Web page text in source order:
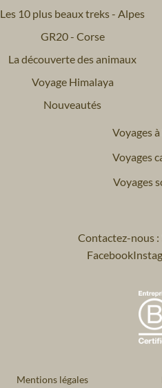
Les 10 plus beaux treks - Alpes
GR20 - Corse
La découverte des animaux
Voyage Himalaya
Nouveautés
Voyages
Voyages
Voyages
Contactez-nous
Facebook
Mentions légales